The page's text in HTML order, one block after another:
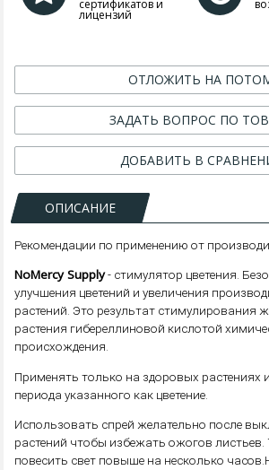
сертификатов и
лицензий
ОТЛОЖИТЬ НА
ЗАДАТЬ ВОПРОС ПО
ДОБАВИТЬ В
ОПИСАНИЕ
Рекомендации по применению от
NoMercy Supply- стимулятор цветения.
улучшения цветений и увеличения
растений. Это результат стимулирования
растения гибереллиновой кислотой
происхождения.
Применять только на здоровых растениях
периода указанного как цветение.
Использовать спрей желательно после
растений чтобы избежать ожогов
повесить свет повыше на несколько